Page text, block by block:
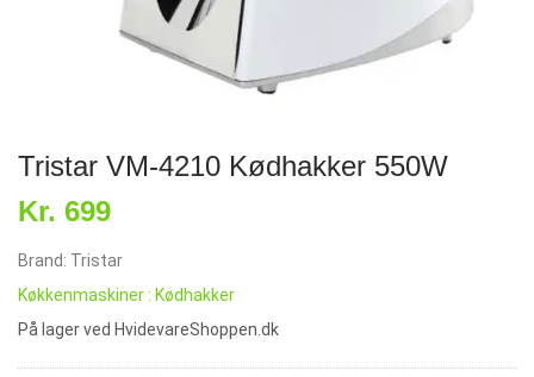
Tristar VM-4210 Kødhakker 550W
Kr. 699
Brand: Tristar
Køkkenmaskiner : Kødhakker
På lager ved HvidevareShoppen.dk